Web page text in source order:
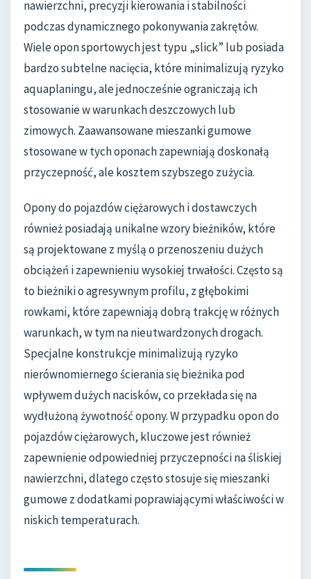
nawierzchni, precyzji kierowania i stabilności
podczas dynamicznego pokonywania zakrętów.
Wiele opon sportowych jest typu „slick” lub posiada
bardzo subtelne nacięcia, które minimalizują ryzyko
aquaplaningu, ale jednocześnie ograniczają ich
stosowanie w warunkach deszczowych lub
zimowych. Zaawansowane mieszanki gumowe
stosowane w tych oponach zapewniają doskonałą
przyczepność, ale kosztem szybszego zużycia.
Opony do pojazdów ciężarowych i dostawczych
również posiadają unikalne wzory bieżników, które
są projektowane z myślą o przenoszeniu dużych
obciążeń i zapewnieniu wysokiej trwałości. Często są
to bieżniki o agresywnym profilu, z głębokimi
rowkami, które zapewniają dobrą trakcję w różnych
warunkach, w tym na nieutwardzonych drogach.
Specjalne konstrukcje minimalizują ryzyko
nierównomiernego ścierania się bieżnika pod
wpływem dużych nacisków, co przekłada się na
wydłużoną żywotność opony. W przypadku opon do
pojazdów ciężarowych, kluczowe jest również
zapewnienie odpowiedniej przyczepności na śliskiej
nawierzchni, dlatego często stosuje się mieszanki
gumowe z dodatkami poprawiającymi właściwości w
niskich temperaturach.